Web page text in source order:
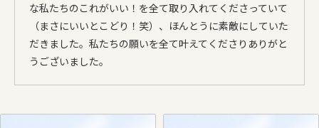
な私たちのこれがいい！を全て取り入れてくださっていて
（まさにいいとこどり！笑）、ほんとうに素敵にしていた
だきました。私たちの願いを全て叶えてくださりありがと
うございました。